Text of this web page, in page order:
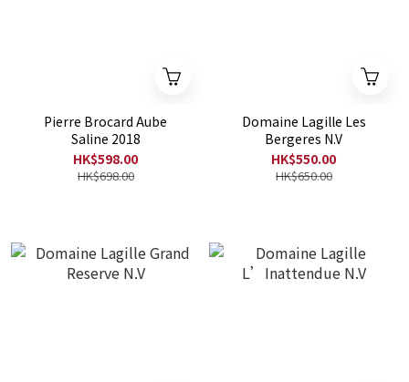
Pierre Brocard Aube
Saline 2018
HK$598.00
HK$698.00
Domaine Lagille Les
Bergeres N.V
HK$550.00
HK$650.00